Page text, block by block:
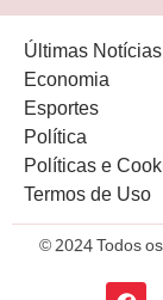
Últimas Notícias
Economia
Esportes
Política
Políticas e
Termos de Uso
© 2024 Todos